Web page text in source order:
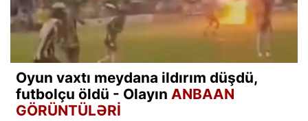
Oyun vaxtı meydana ildırım düşdü,
futbolçu öldü - Olayın ANBAAN
GÖRÜNTÜLƏRİ